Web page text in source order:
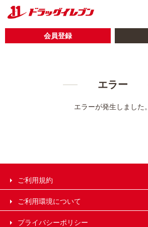
会員登録
エラー
エラーが発生しました。
ご利用規約
ご利用環境について
プライバシーポリシー